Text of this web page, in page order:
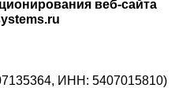
веб-сайта
ИНН: 5407015810)